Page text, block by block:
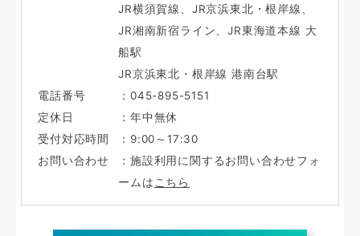
JR横須賀線、JR京浜東北・根岸線、
JR湘南新宿ライン、JR東海道本線 大
船駅
JR京浜東北・根岸線 港南台駅
電話番号
：045-895-5151
定休日
：年中無休
受付対応時間
：9:00～17:30
お問い合わせ
：施設利用に関するお問い合わせフォ
ームはこちら